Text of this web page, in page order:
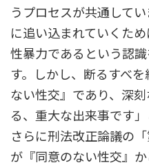
うプロセスが共通して
に追い込まれていくた
性暴力であるという認
す。しかし、断るすべ
ない性交』であり、深
る、重大な出来事です」
さらに刑法改正論議の
が『同意のない性交』